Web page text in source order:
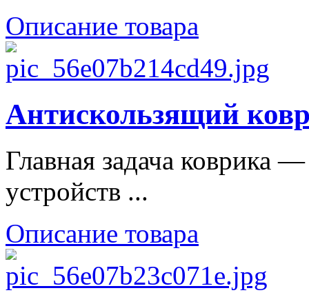
Описание товара
Антискользящий
Главная задача коврика
устройств ...
Описание товара